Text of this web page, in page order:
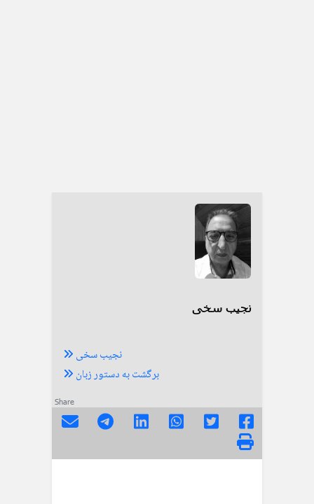
نجیب سخی
نجیب سخی
برگشت به دستور زبان
Share